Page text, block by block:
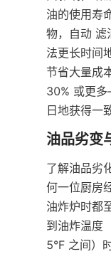
油的使用寿
物，自动 滤
法更长时间
节省大量成
30% 或更
日地获得一
了解油品劣
何一位厨房
油炸炉时都
到油炸温度
5°F 之间）